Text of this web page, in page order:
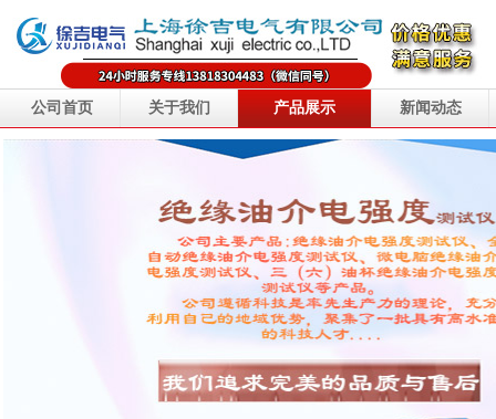
公司首页 关于我们 产品展示 新闻动态